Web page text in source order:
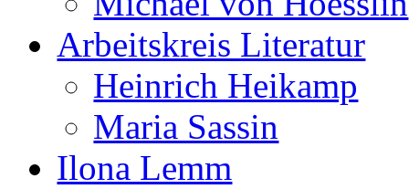
Arbeitskreis Literatur
Heinrich Heikamp
Maria Sassin
Ilona Lemm